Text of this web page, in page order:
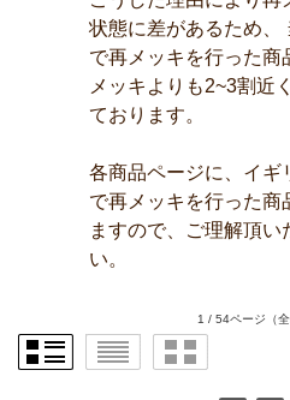
状態に差があるため、
で再メッキを行った商
メッキよりも2~3割近
ております。
各商品ページに、イギ
で再メッキを行った商
ますので、ご理解頂い
い。
1 / 54ページ （